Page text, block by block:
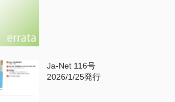
Ja-Net 116号
2026/1/25発行